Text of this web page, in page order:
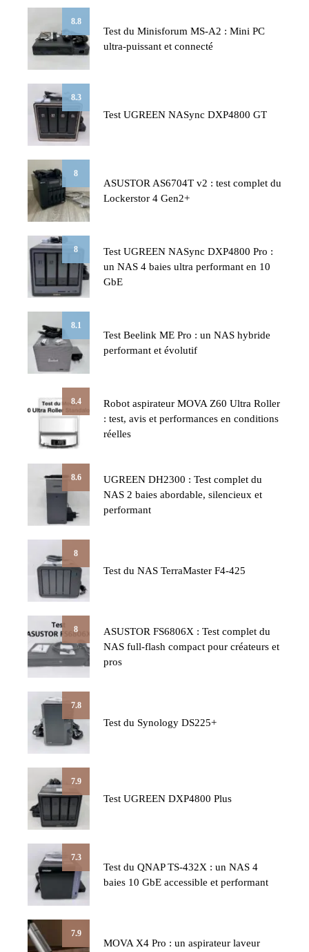
8.8
Test du Minisforum MS-A2 : Mini PC
ultra-puissant et connecté
8.3
Test UGREEN NASync DXP4800 GT
8
ASUSTOR AS6704T v2 : test complet du
Lockerstor 4 Gen2+
8
Test UGREEN NASync DXP4800 Pro :
un NAS 4 baies ultra performant en 10
GbE
8.1
Test Beelink ME Pro : un NAS hybride
performant et évolutif
8.4
Robot aspirateur MOVA Z60 Ultra Roller
: test, avis et performances en conditions
réelles
8.6
UGREEN DH2300 : Test complet du
NAS 2 baies abordable, silencieux et
performant
8
Test du NAS TerraMaster F4-425
8
ASUSTOR FS6806X : Test complet du
NAS full-flash compact pour créateurs et
pros
7.8
Test du Synology DS225+
7.9
Test UGREEN DXP4800 Plus
7.3
Test du QNAP TS-432X : un NAS 4
baies 10 GbE accessible et performant
7.9
MOVA X4 Pro : un aspirateur laveur